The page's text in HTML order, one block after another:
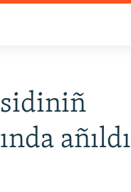
añıldı